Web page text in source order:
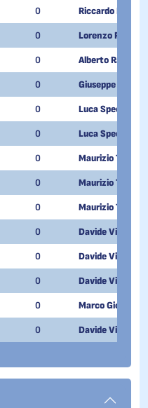
0 Riccardo
0 Lorenzo
0 Alberto Rava
0 Giuseppe Romeo
0 Luca
0 Luca
0 Maurizio Tunno
0 Maurizio Tunno
0 Maurizio Tunno
0 Davide Viscardi
0 Davide Viscardi
0 Davide Viscardi
0 Marco Giordano
0 Davide Viscardi